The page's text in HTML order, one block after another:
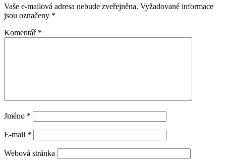
Vaše e-mailová adresa nebude zveřejněna. Vyžadované informace
jsou označeny *
Komentář *
Jméno *
E-mail *
Webová stránka